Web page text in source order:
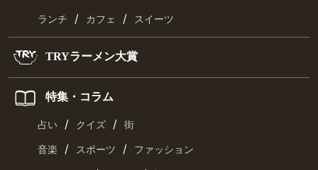
ランチ / カフェ / スイーツ
TRYラーメン大賞
特集・コラム
占い / クイズ / 街
音楽 / スポーツ / ファッション